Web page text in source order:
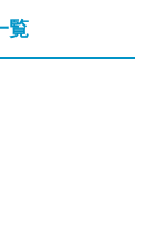
覧